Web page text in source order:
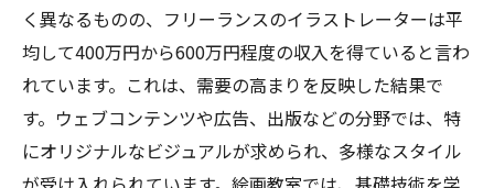
く異なるものの、フリーランスのイラストレーターは平
均して400万円から600万円程度の収入を得ていると言わ
れています。これは、需要の高まりを反映した結果で
す。ウェブコンテンツや広告、出版などの分野では、特
にオリジナルなビジュアルが求められ、多様なスタイル